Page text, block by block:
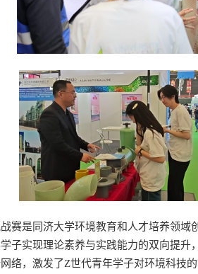
赛是同济大学环境教育和人才培养领
子实现理论素养与实践能力的双向提
络，激发了Z世代青年学子对环境科技